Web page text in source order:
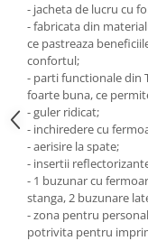
Pantaloni de lucru
Veste de lucru
Pentru femei
Bluze pentru femei
Fleece-uri
Halate
Jachete / Bluze
Pantaloni de lucru
Pantaloni de lucru in
Tricouri polo
- jacheta de lucru cu
- fabricata din
ce pastreaza
confortul;
- parti functionale din
foarte buna, ce
- guler ridicat;
- inchiredere cu
- aerisire la spate;
- insertii
- 1 buzunar cu
stanga, 2 buzunare
- zona pentru
potrivita pentru